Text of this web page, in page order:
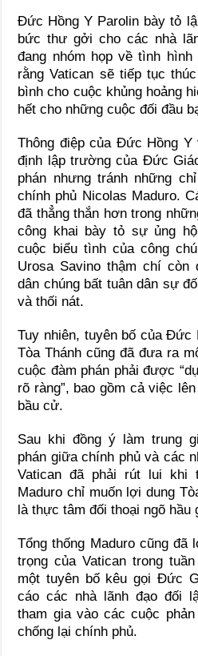
Đức Hồng Y Parolin bày tỏ
bức thư gởi cho các nhà
đang nhóm họp về tình hình
rằng Vatican sẽ tiếp tục
bình cho cuộc khủng hoảng
hết cho những cuộc đối đầu
Thông điệp của Đức Hồng
định lập trường của Đức
phán nhưng tránh những
chính phủ Nicolas Maduro.
đã thẳng thắn hơn trong
công khai bày tỏ sự ủng
cuộc biểu tình của công
Urosa Savino thậm chí
dân chúng bất tuân dân sự
và thối nát.
Tuy nhiên, tuyên bố của Đức
Tòa Thánh cũng đã đưa ra
cuộc đàm phán phải được
rõ ràng”, bao gồm cả việc
bầu cử.
Sau khi đồng ý làm trung
phán giữa chính phủ và các
Vatican đã phải rút lui khi
Maduro chỉ muốn lợi dung
là thực tâm đối thoại ngõ hầu
Tổng thống Maduro cũng đã
trọng của Vatican trong
một tuyên bố kêu gọi Đức
cáo các nhà lãnh đạo đối
tham gia vào các cuộc
chống lại chính phủ.